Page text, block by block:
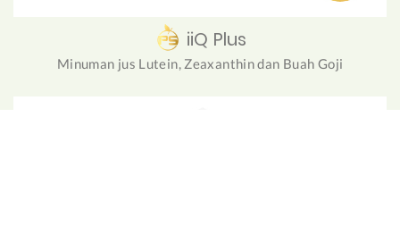
iiQ Plus
Minuman jus Lutein, Zeaxanthin dan Buah Goji